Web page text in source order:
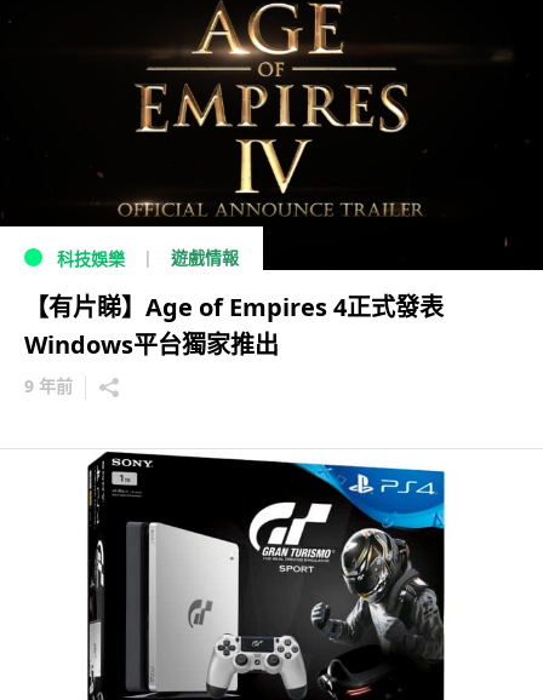
科技娛樂 遊戲情報
【有片睇】Age of Empires 4正式發表
Windows平台獨家推出
9 年前